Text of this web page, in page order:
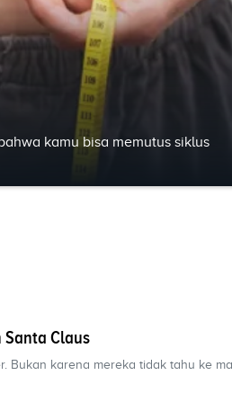
kamu bisa memutus siklus
Santa Claus
Bukan karena mereka tidak tahu ke